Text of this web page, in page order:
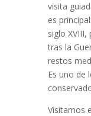
visita
es
siglo
tras la
restos
Es uno de
Visitamos